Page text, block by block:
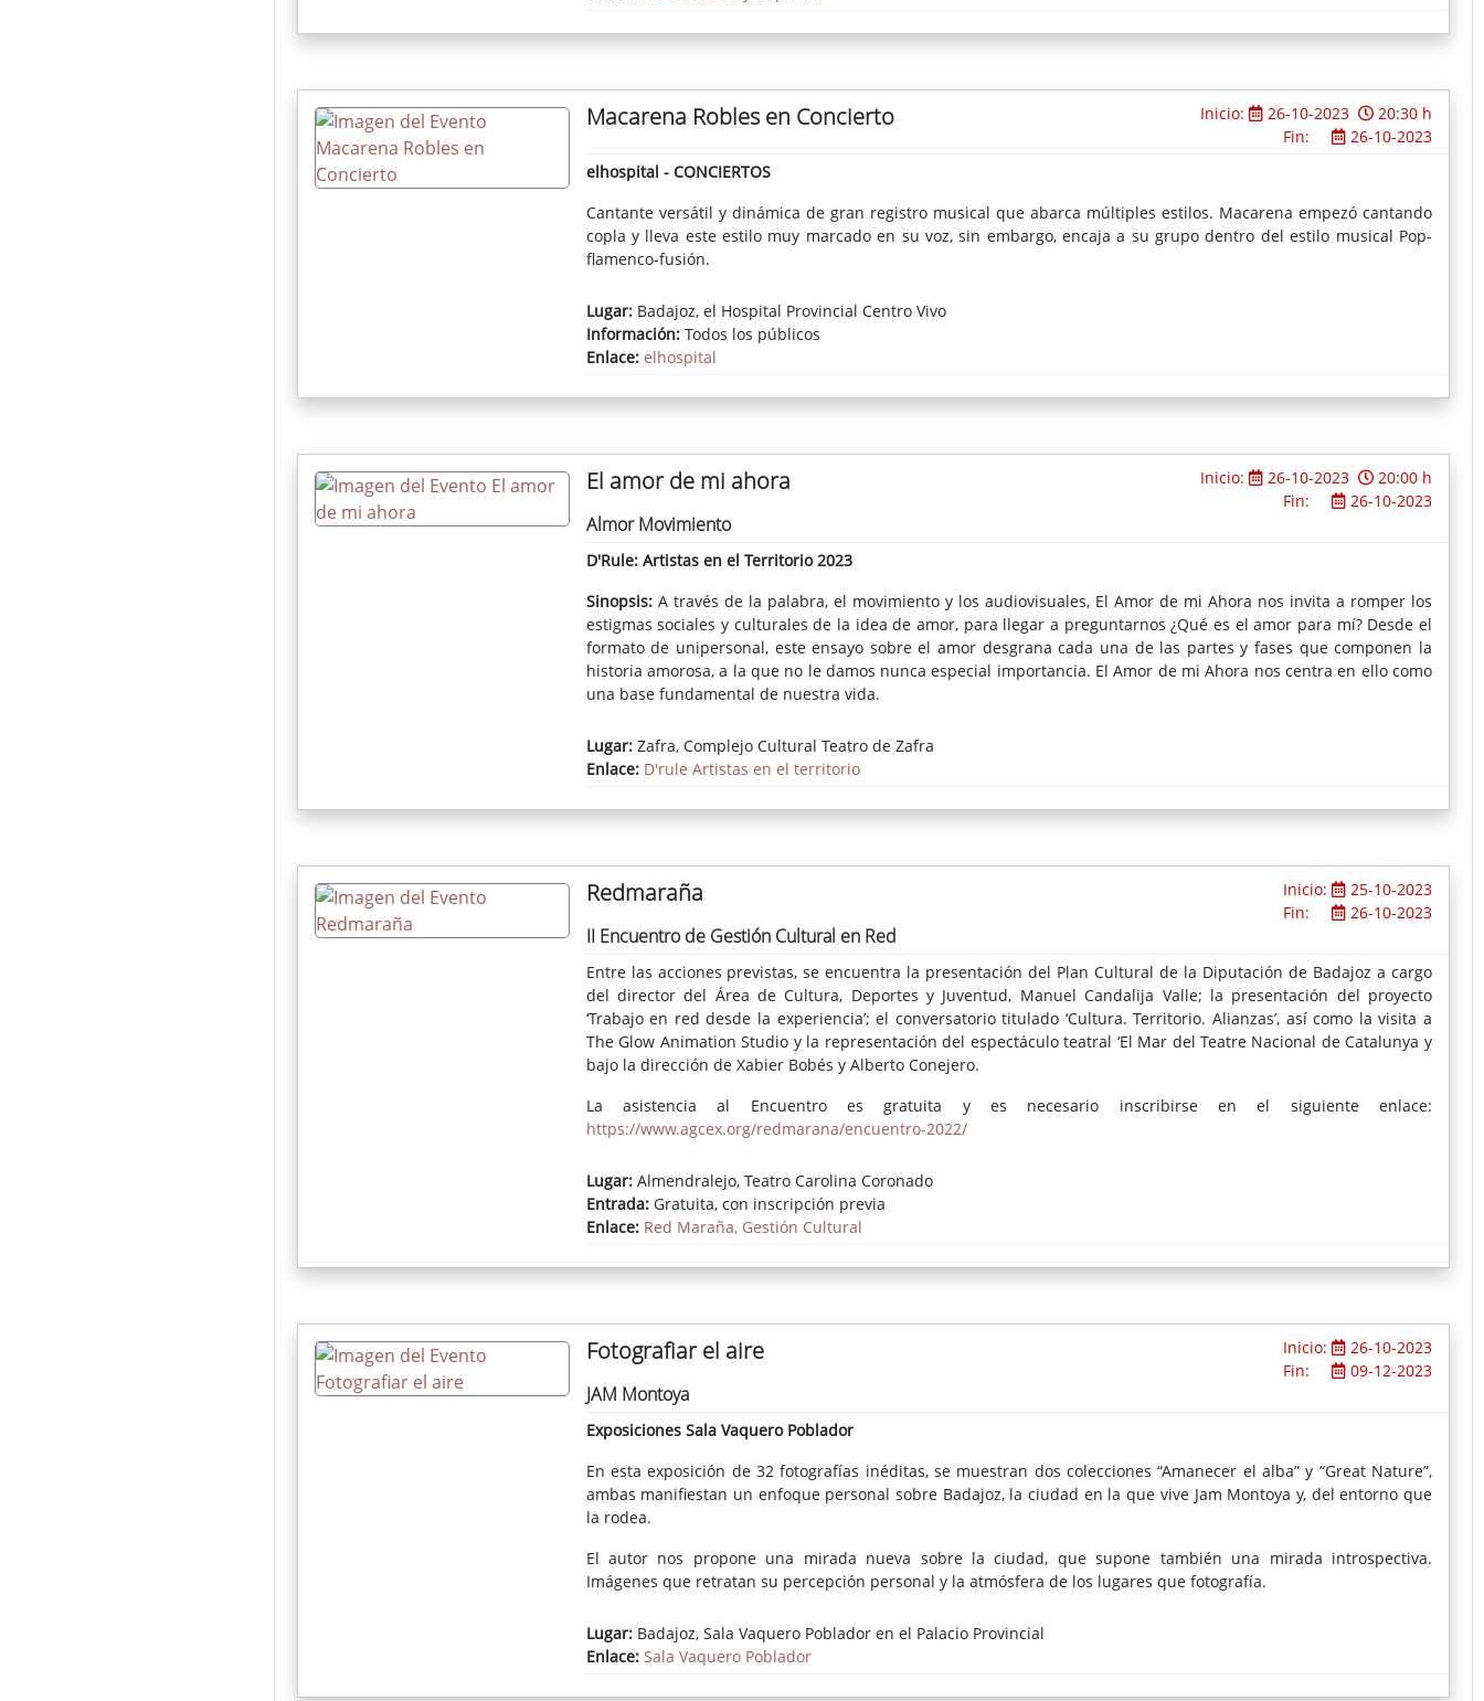
Macarena Robles en Concierto Inicio: 26-10-2023
20:30 h
Fin:
26-10-2023
elhospital - CONCIERTOS
Cantante versátil y dinámica de gran registro musical que abarca múltiples estilos. Macarena empezó cantando
copla y lleva este estilo muy marcado en su voz, sin embargo, encaja a su grupo dentro del estilo musical Pop-
flamenco-fusión.
Lugar:Badajoz, el Hospital Provincial Centro Vivo
Información:Todos los públicos
Enlace: elhospital
El amor de mi ahora Inicio: 26-10-2023
20:00 h
Fin:
26-10-2023
Almor Movimiento
D'Rule: Artistas en el Territorio 2023
Sinopsis: A través de la palabra, el movimiento y los audiovisuales, El Amor de mi Ahora nos invita a romper los
estigmas sociales y culturales de la idea de amor, para llegar a preguntarnos ¿Qué es el amor para mí? Desde el
formato de unipersonal, este ensayo sobre el amor desgrana cada una de las partes y fases que componen la
historia amorosa, a la que no le damos nunca especial importancia. El Amor de mi Ahora nos centra en ello como
una base fundamental de nuestra vida.
Lugar:Zafra, Complejo Cultural Teatro de Zafra
Enlace: D'rule Artistas en el territorio
Redmaraña Inicio:
25-10-2023
Fin:
26-10-2023
II Encuentro de Gestión Cultural en Red
Entre las acciones previstas, se encuentra la presentación del Plan Cultural de la Diputación de Badajoz a cargo
del director del Área de Cultura, Deportes y Juventud, Manuel Candalija Valle; la presentación del proyecto
‘Trabajo en red desde la experiencia’; el conversatorio titulado ‘Cultura. Territorio. Alianzas’, así como la visita a
The Glow Animation Studio y la representación del espectáculo teatral ‘El Mar del Teatre Nacional de Catalunya y
bajo la dirección de Xabier Bobés y Alberto Conejero.
La asistencia al Encuentro es gratuita y es necesario inscribirse en el siguiente enlace:
https://www.agcex.org/redmarana/encuentro-2022/
Lugar:Almendralejo, Teatro Carolina Coronado
Entrada:Gratuita, con inscripción previa
Enlace: Red Maraña, Gestión Cultural
Fotografiar el aire Inicio:
26-10-2023
Fin:
09-12-2023
JAM Montoya
Exposiciones Sala Vaquero Poblador
En esta exposición de 32 fotografías inéditas, se muestran dos colecciones “Amanecer el alba” y “Great Nature”,
ambas manifiestan un enfoque personal sobre Badajoz, la ciudad en la que vive Jam Montoya y, del entorno que
la rodea.
El autor nos propone una mirada nueva sobre la ciudad, que supone también una mirada introspectiva.
Imágenes que retratan su percepción personal y la atmósfera de los lugares que fotografía.
Lugar:Badajoz, Sala Vaquero Poblador en el Palacio Provincial
Enlace: Sala Vaquero Poblador